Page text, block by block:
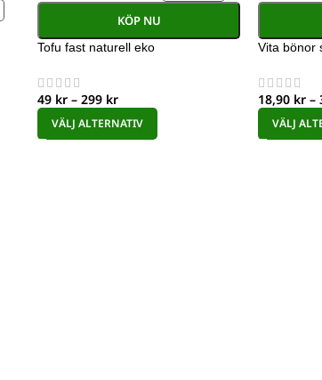
KÖP NU
Tofu fast naturell eko
49 kr – 299 kr
VÄLJ ALTERNATIV
Vita bönor
18,90 kr –
VÄLJ